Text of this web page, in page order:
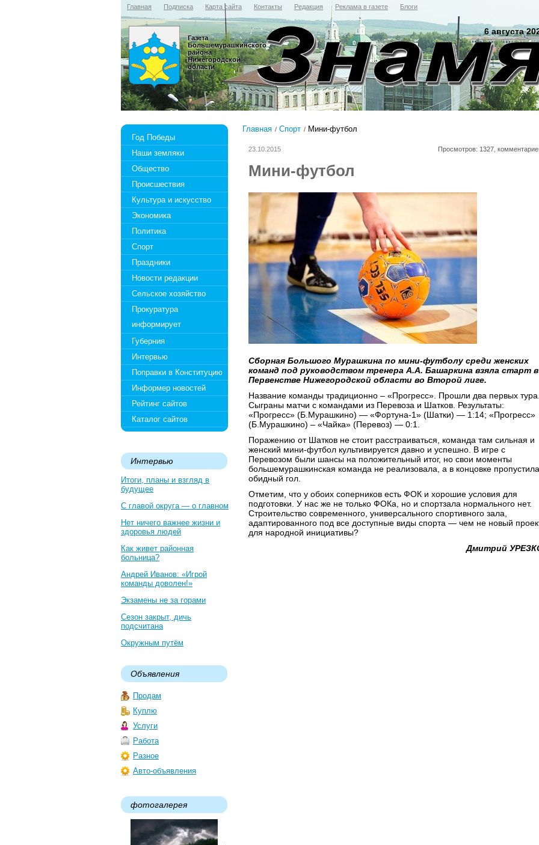
Главная Подписка Карта сайта Контакты Редакция Реклама в газете Блоги
6 августа
Газета
Большемурашкинского
района
Нижегородской
области
Год Победы
Наши земляки
Общество
Происшествия
Культура и искусство
Экономика
Политика
Спорт
Праздники
Новости редакции
Сельское хозяйство
Прокуратура
информирует
Губерния
Интервью
Поправки в Конституцию
Информер новостей
Рейтинг сайтов
Каталог сайтов
Интервью
Итоги, планы и взгляд в
будущее
С главой округа — о главном
Нет ничего важнее жизни и
здоровья людей
Как живет районная
больница?
Андрей Иванов: «Игрой
команды доволен!»
Экзамены не за горами
Сезон закрыт, дичь
подсчитана
Окружным путём
Объявления
Продам
Куплю
Услуги
Работа
Разное
Авто-объявления
фотогалерея
Главная Спорт Мини-футбол
23.10.2015 Просмотров: 1327,
Мини-футбол
Сборная Большого Мурашкина по мини-футболу среди женских
команд под руководством тренера А.А. Башаркина взяла старт в
Первенстве Нижегородской области во Второй лиге.
Название команды традиционно – «Прогресс». Прошли два первых
Сыграны матчи с командами из Перевоза и Шатков. Результаты:
«Прогресс» (Б.Мурашкино) — «Фортуна-1» (Шатки) — 1:14; «Прогресс»
(Б.Мурашкино) – «Чайка» (Перевоз) — 0:1.
Поражению от Шатков не стоит расстраиваться, команда там сильная и
женский мини-футбол культивируется давно и успешно. В игре с
Перевозом были шансы на положительный итог, но свои моменты
большемурашкинская команда не реализовала, а в концовке пропустила
обидный гол.
Отметим, что у обоих соперников есть ФОК и хорошие условия для
подготовки. У нас же не только ФОКа, но и спортзала нормального нет.
Строительство современного, универсального спортивного зала,
адаптированного под все доступные виды спорта — чем не новый
для народной инициативы?
Дмитрий